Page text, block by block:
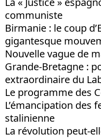
communiste
Birmanie : le coup
gigantesque
Nouvelle vague de
Grande-Bretagne :
extraordinaire du
Le programme des
L’émancipation des
stalinienne
La révolution peut-